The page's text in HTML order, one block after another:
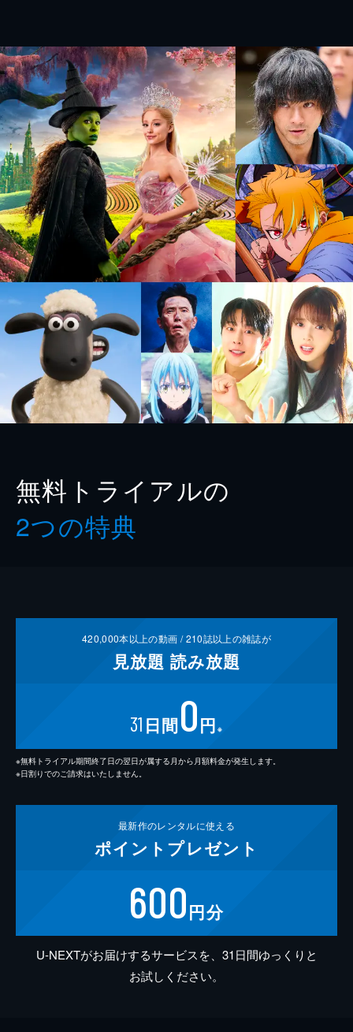
無料トライアルの
2つの特典
420,000本以上の動画 /210誌以上の雑誌が
見放題 読み放題
31 日間0円 ※
※無料トライアル期間終了日の翌日が属する月から月額料金が発生します。
※日割りでのご請求はいたしません。
最新作のレンタルに使える
ポイント プレゼント
600円分
U-NEXTがお届けするサービスを、31日間ゆっくりと
お試しください。